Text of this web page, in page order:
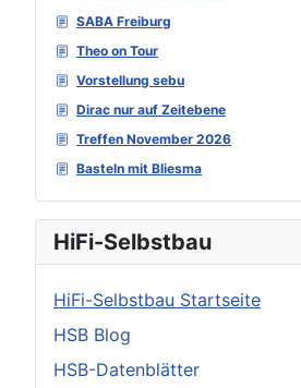
SABA Freiburg
Theo on Tour
Vorstellung sebu
Dirac nur auf Zeitebene
Treffen November 2026
Basteln mit Bliesma
HiFi-Selbstbau
HiFi-Selbstbau Startseite
HSB Blog
HSB-Datenblätter